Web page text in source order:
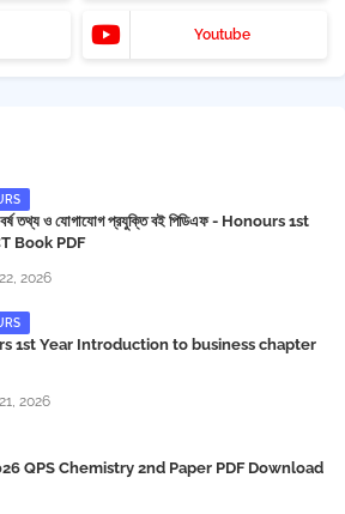
Youtube
বর্ষ তথ্য ও যোগাযোগ প্রযুক্তি বই পিডিএফ - Honours 1st
Book PDF
2026
1st Year Introduction to business chapter
2026
QPS Chemistry 2nd Paper PDF Download